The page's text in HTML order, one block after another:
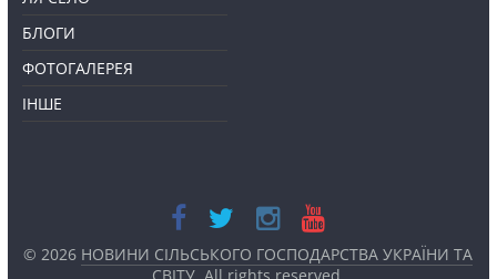
БЛОГИ
ФОТОГАЛЕРЕЯ
ІНШЕ
© 2026 НОВИНИ СІЛЬСЬКОГО ГОСПОДАРСТВА УКРАЇНИ ТА